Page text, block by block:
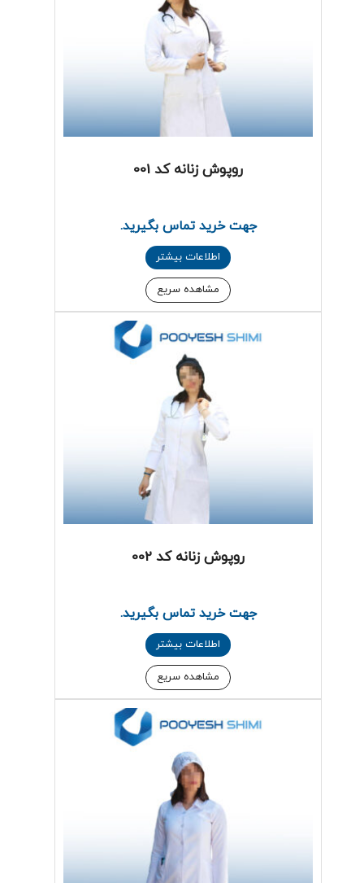
روپوش زنانه کد 001
جهت خرید تماس بگیرید.
اطلاعات بیشتر
مشاهده سریع
روپوش زنانه کد 002
جهت خرید تماس بگیرید.
اطلاعات بیشتر
مشاهده سریع